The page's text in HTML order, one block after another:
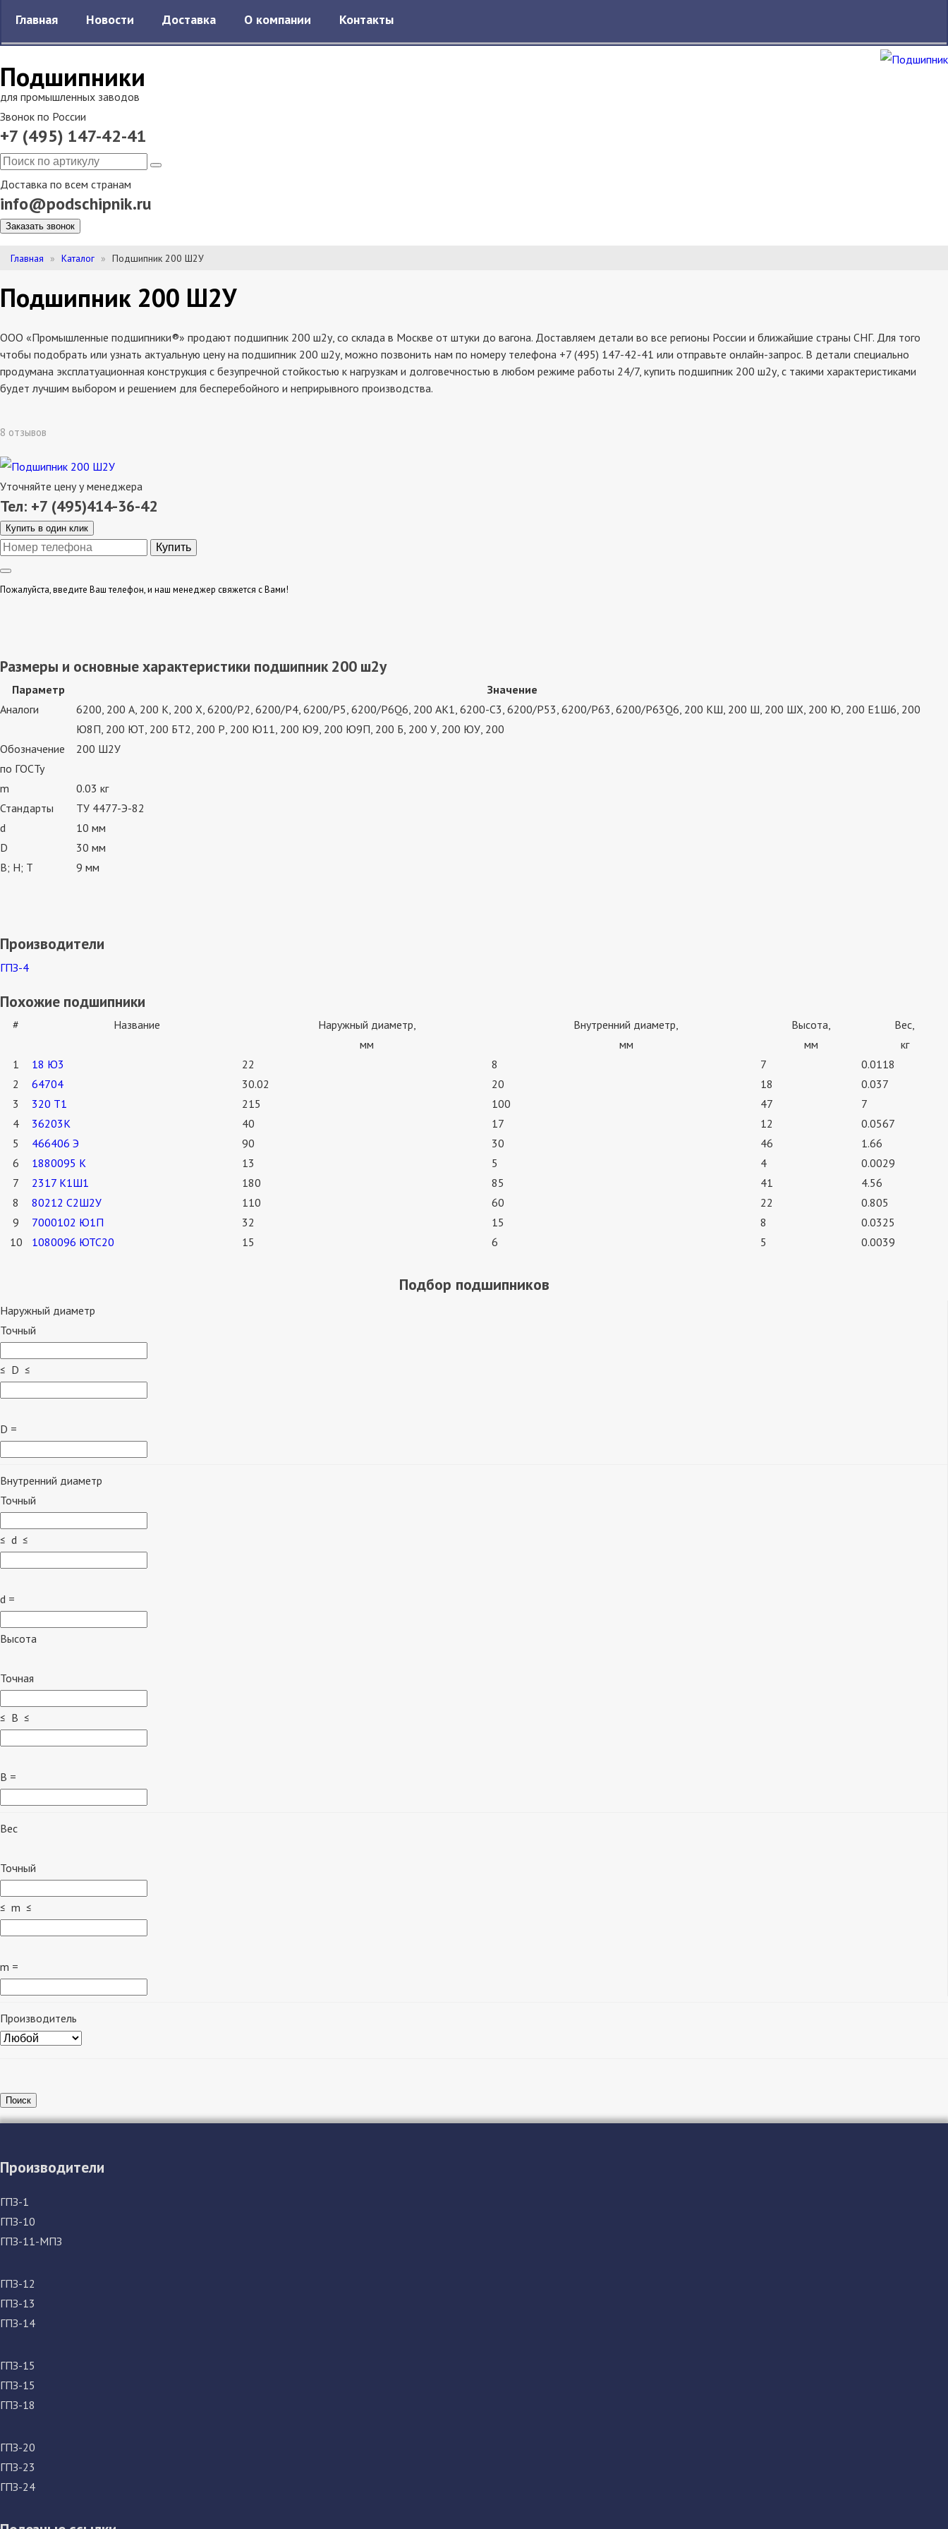
Подшипники
для промышленных заводов
Звонок по России
+7 (495) 147-42-41
Доставка по всем странам
info@podschipnik.ru
Заказать звонок
Главная Новости Доставка О компании Контакты
Главная Каталог Подшипник 200 Ш2У
Подшипник 200 Ш2У
ООО «Промышленные подшипники®» продают подшипник 200 ш2у, со склада в Москве от штуки до вагона. Доставляем детали во все регионы России и ближайшие страны СНГ. Для того
чтобы подобрать или узнать актуальную цену на подшипник 200 ш2у, можно позвонить нам по номеру телефона +7 (495) 147-42-41 или отправьте онлайн-запрос. В детали специально
продумана эксплатуационная конструкция с безупречной стойкостью к нагрузкам и долговечностью в любом режиме работы 24/7, купить подшипник 200 ш2у, с такими характеристиками
будет лучшим выбором и решением для бесперебойного и неприрывного производства.
8 отзывов
Уточняйте цену у менеджера
Тел: +7 (495)414-36-42
Купить в один клик
Пожалуйста, введите Ваш телефон, и наш менеджер свяжется с Вами!
Размеры и основные характеристики подшипник 200 ш2у
Параметр
Значение
Аналоги
6200, 200 А, 200 К, 200 Х, 6200/P2, 6200/P4, 6200/P5, 6200/P6Q6, 200 АК1, 6200-C3, 6200/P53, 6200/P63, 6200/P63Q6, 200 КШ, 200 Ш, 200 ШХ, 200 Ю, 200 Е1Ш6, 200
Ю8П, 200 ЮТ, 200 БТ2, 200 Р, 200 Ю11, 200 Ю9, 200 Ю9П, 200 Б, 200 У, 200 ЮУ, 200
Обозначение
по ГОСТу
200 Ш2У
m
0.03 кг
Стандарты
ТУ 4477-Э-82
d
10 мм
D
30 мм
В; Н; Т
9 мм
Производители
ГПЗ-4
Похожие подшипники
# Название
Наружный диаметр,
мм
Внутренний диаметр,
мм
Высота,
мм
Вес,
кг
1
18 Ю3 22 8 7
0.0118
2
64704 30.02 20 18
0.037
3
320 Т1 215 100 47
7
4
36203К 40 17 12
0.0567
5
466406 Э 90 30 46
1.66
6
1880095 К 13 5 4
0.0029
7
2317 К1Ш1 180 85 41
4.56
8
80212 С2Ш2У 110 60 22
0.805
9
7000102 Ю1П 32 15 8
0.0325
10
1080096 ЮТС20 15 6 5 0.0039
Подбор подшипников
Наружный диаметр
Точный
≤ D ≤
D =
Внутренний диаметр
Точный
≤ d ≤
d =
Высота
Точная
≤ B ≤
B =
Вес
Точный
≤ m ≤
m =
Производитель
Поиск
Производители
ГПЗ-1
ГПЗ-10
ГПЗ-11-МПЗ
ГПЗ-12
ГПЗ-13
ГПЗ-14
ГПЗ-15
ГПЗ-15
ГПЗ-18
ГПЗ-20
ГПЗ-23
ГПЗ-24